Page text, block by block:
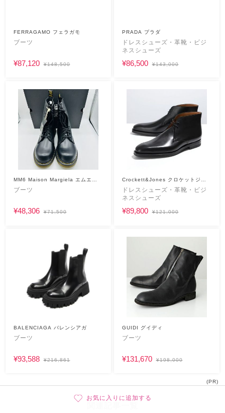
お気に入りに追加する
FERRAGAMO フェラガモ
ブーツ
¥87,120 ¥148,500
PRADA プラダ
ドレスシューズ・革靴・ビジ
ネスシューズ
¥86,500 ¥143,000
MM6 Maison Margiela エムエム
シックス
ブーツ
¥48,306 ¥71,500
Crockett&Jones クロケットジョ
ーンズ
ドレスシューズ・革靴・ビジ
ネスシューズ
¥89,800 ¥121,000
BALENCIAGA バレンシアガ
ブーツ
¥93,588 ¥216,861
GUIDI グイディ
ブーツ
¥131,670 ¥198,000
(PR)